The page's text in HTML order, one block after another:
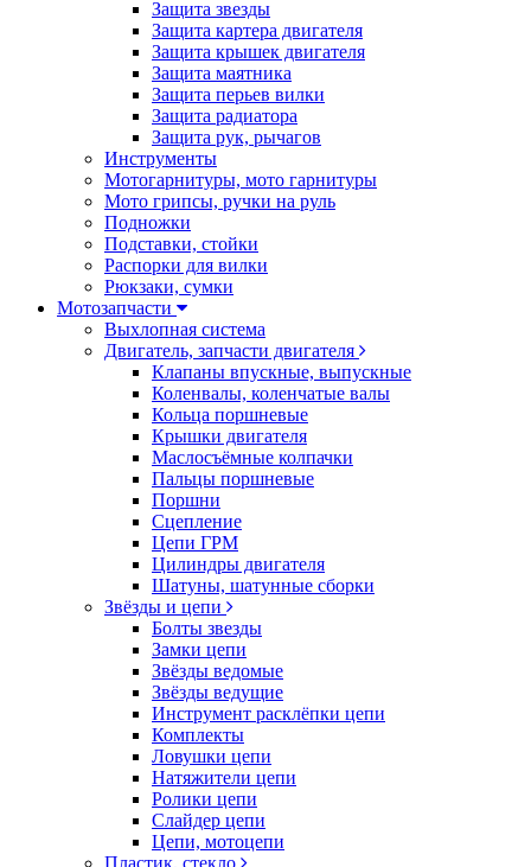
Защита звезды
Защита картера двигателя
Защита крышек двигателя
Защита маятника
Защита перьев вилки
Защита радиатора
Защита рук, рычагов
Инструменты
Мотогарнитуры, мото гарнитуры
Мото грипсы, ручки на руль
Подножки
Подставки, стойки
Распорки для вилки
Рюкзаки, сумки
Мотозапчасти
Выхлопная система
Двигатель, запчасти двигателя
Клапаны впускные, выпускные
Коленвалы, коленчатые валы
Кольца поршневые
Крышки двигателя
Маслосъёмные колпачки
Пальцы поршневые
Поршни
Сцепление
Цепи ГРМ
Цилиндры двигателя
Шатуны, шатунные сборки
Звёзды и цепи
Болты звезды
Замки цепи
Звёзды ведомые
Звёзды ведущие
Инструмент расклёпки цепи
Комплекты
Ловушки цепи
Натяжители цепи
Ролики цепи
Слайдер цепи
Цепи, мотоцепи
Пластик, стекло